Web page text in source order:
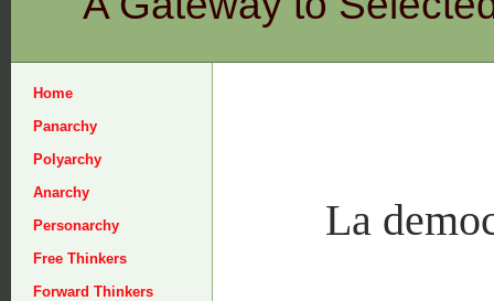
Home
Panarchy
Polyarchy
Anarchy
Personarchy
Free Thinkers
Forward Thinkers
La